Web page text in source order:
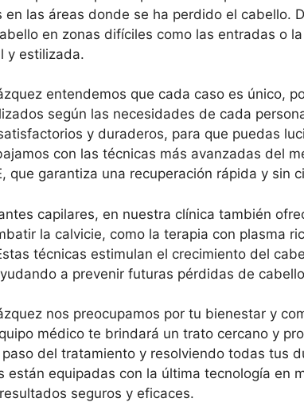
en las áreas donde se ha perdido el cabello.
en zonas difíciles como las entradas o
y estilizada.
entendemos que cada caso es único,
según las necesidades de cada
y duraderos, para que puedas
con las técnicas más avanzadas del
que garantiza una recuperación rápida y sin
capilares, en nuestra clínica también
la calvicie, como la terapia con plasma
técnicas estimulan el crecimiento del
a prevenir futuras pérdidas de
nos preocupamos por tu bienestar y
médico te brindará un trato cercano y
del tratamiento y resolviendo todas tus
están equipadas con la última tecnología en
seguros y eficaces.